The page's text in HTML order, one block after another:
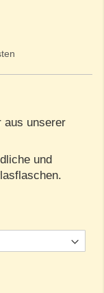
aus unserer
und